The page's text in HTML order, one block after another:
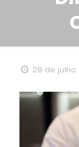
29 de julho